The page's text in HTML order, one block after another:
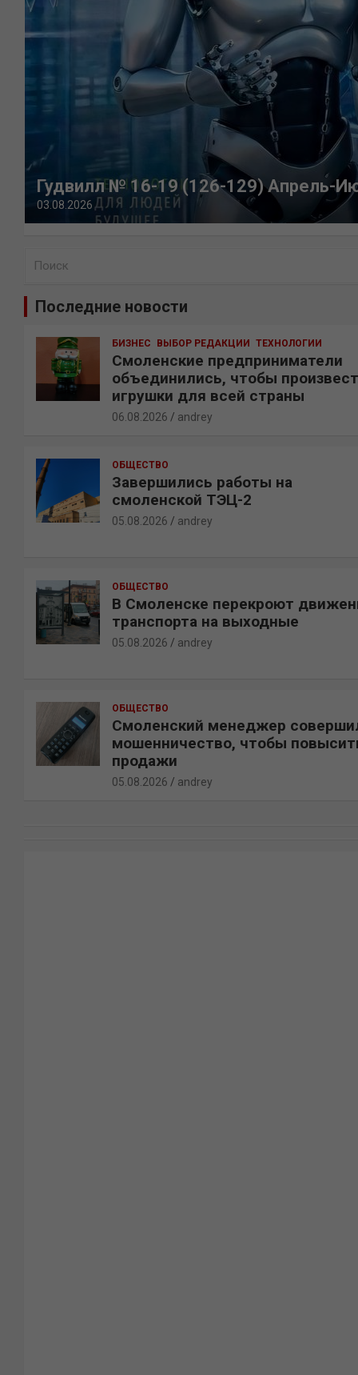
Гудвилл № 16-19 (126-129) Апрель-
03.08.2026
Последние новости
БИЗНЕС ВЫБОР РЕДАКЦИИ ТЕХНОЛОГИИ
Смоленские предприниматели
объединились, чтобы
игрушки для всей страны
06.08.2026 andrey
ОБЩЕСТВО
Завершились работы на
смоленской ТЭЦ-2
05.08.2026 andrey
ОБЩЕСТВО
В Смоленске перекроют
транспорта на выходные
05.08.2026 andrey
ОБЩЕСТВО
Смоленский менеджер
мошенничество, чтобы
продажи
05.08.2026 andrey